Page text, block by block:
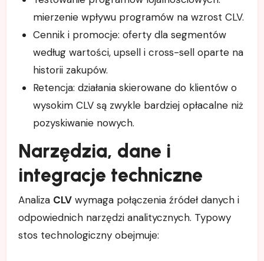
mierzenie wpływu programów na wzrost CLV.
Cennik i promocje: oferty dla segmentów
według wartości, upsell i cross-sell oparte na
historii zakupów.
Retencja: działania skierowane do klientów o
wysokim CLV są zwykle bardziej opłacalne niż
pozyskiwanie nowych.
Narzędzia, dane i
integracje techniczne
Analiza CLVwymaga połączenia źródeł danych i
odpowiednich narzędzi analitycznych. Typowy
stos technologiczny obejmuje: